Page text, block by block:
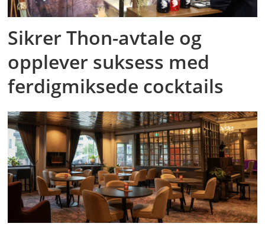
Sikrer Thon-avtale og
opplever suksess med
ferdigmiksede cocktails